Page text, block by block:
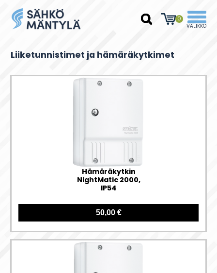
0
Liiketunnistimet ja hämäräkytkimet
Hämäräkytkin
NightMatic 2000,
IP54
50,00 €